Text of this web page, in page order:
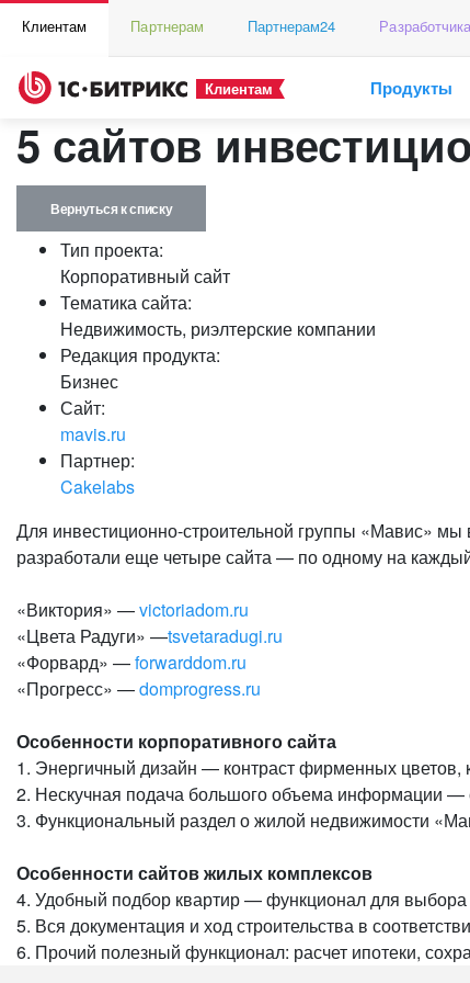
Клиентам Партнерам Партнерам24
Клиентам Продукты
5 сайтов
Вернуться к списку
Тип проекта:
Корпоративный сайт
Тематика сайта:
Недвижимость, риэлтерские компании
Редакция продукта:
Бизнес
Сайт:
mavis.ru
Партнер:
Cakelabs
Для инвестиционно-строительной группы «Мавис»
разработали еще четыре сайта — по одному на
«Виктория» —victoriadom.ru
«Цвета Радуги» —tsvetaradugi.ru
«Форвард» —forwarddom.ru
«Прогресс» —domprogress.ru
Особенности корпоративного сайта
1. Энергичный дизайн — контраст фирменных
2. Нескучная подача большого объема информации —
3. Функциональный раздел о жилой недвижимости
Особенности сайтов жилых комплексов
4. Удобный подбор квартир — функционал для
5. Вся документация и ход строительства в
6. Прочий полезный функционал: расчет ипотеки,